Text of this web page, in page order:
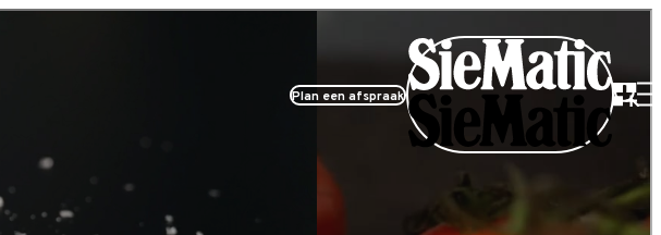
Plan een afspraak